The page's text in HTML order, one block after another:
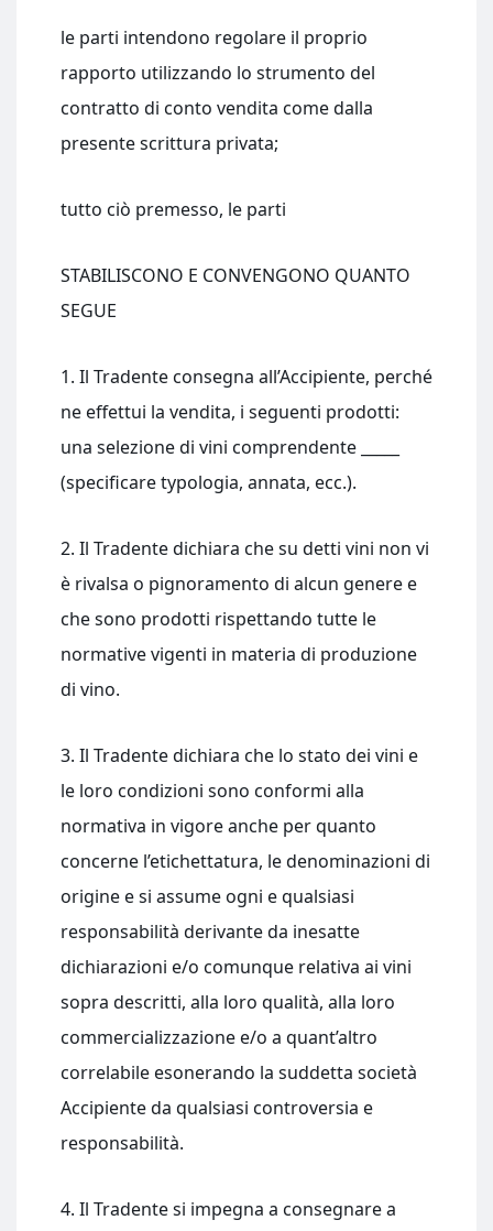
le parti intendono regolare il proprio
rapporto utilizzando lo strumento del
contratto di conto vendita come dalla
presente scrittura privata;
tutto ciò premesso, le parti
STABILISCONO E CONVENGONO QUANTO
SEGUE
1. Il Tradente consegna all’Accipiente, perché
ne effettui la vendita, i seguenti prodotti:
una selezione di vini comprendente _____
(specificare typologia, annata, ecc.).
2. Il Tradente dichiara che su detti vini non vi
è rivalsa o pignoramento di alcun genere e
che sono prodotti rispettando tutte le
normative vigenti in materia di produzione
di vino.
3. Il Tradente dichiara che lo stato dei vini e
le loro condizioni sono conformi alla
normativa in vigore anche per quanto
concerne l’etichettatura, le denominazioni di
origine e si assume ogni e qualsiasi
responsabilità derivante da inesatte
dichiarazioni e/o comunque relativa ai vini
sopra descritti, alla loro qualità, alla loro
commercializzazione e/o a quant’altro
correlabile esonerando la suddetta società
Accipiente da qualsiasi controversia e
responsabilità.
4. Il Tradente si impegna a consegnare a